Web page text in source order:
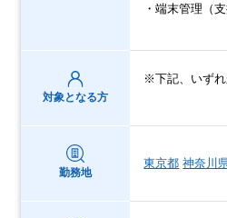
・端末管理（支
対象となる方
※下記、いず
勤務地
東京都 神奈川